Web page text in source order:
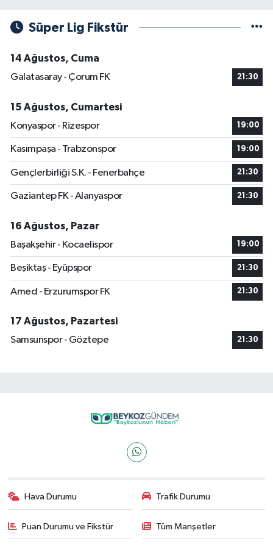
Süper Lig Fikstür
14 Ağustos, Cuma
Galatasaray - Çorum FK
21:30
15 Ağustos, Cumartesi
Konyaspor - Rizespor
19:00
Kasımpaşa - Trabzonspor 19:00
Gençlerbirliği S.K. - Fenerbahçe 21:30
Gaziantep FK - Alanyaspor 21:30
16 Ağustos, Pazar
Başakşehir - Kocaelispor
19:00
Beşiktaş - Eyüpspor 21:30
Amed - Erzurumspor FK 21:30
17 Ağustos, Pazartesi
Samsunspor - Göztepe
21:30
Hava Durumu Trafik Durumu
Puan Durumu ve Fikstür Tüm Manşetler